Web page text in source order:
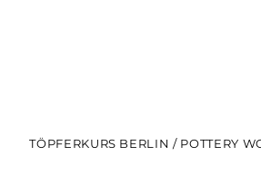
TÖPFERKURS BERLIN / POTTERY